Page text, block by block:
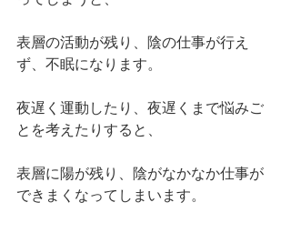
表層の活動が残り、陰の仕事が行え
ず、不眠になります。
夜遅く運動したり、夜遅くまで悩みご
とを考えたりすると、
表層に陽が残り、陰がなかなか仕事が
できまくなってしまいます。